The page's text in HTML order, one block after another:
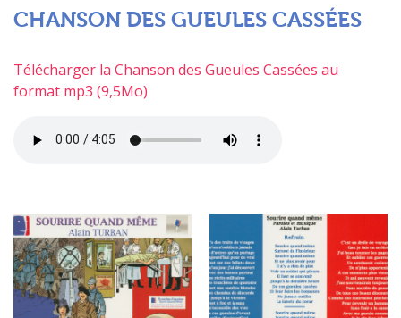
CHANSON DES GUEULES CASSÉES
Télécharger la Chanson des Gueules Cassées au
format mp3 (9,5Mo)